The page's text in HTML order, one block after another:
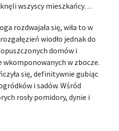
wszyscy mieszkańcy…
rozdwajała się, wiła to w
wiodło jednak do
domów i
w zbocze.
się, definitywnie gubiąc
i sadów. Wśród
rosły pomidory, dynie i